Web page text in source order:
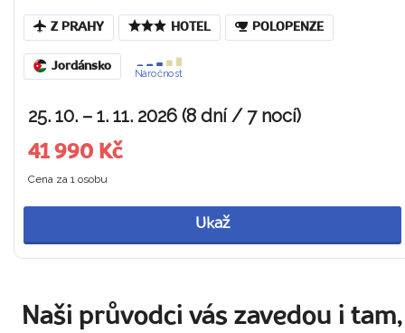
Z PRAHY HOTEL POLOPENZE
Jordánsko
Náročnost
25. 10. – 1. 11. 2026 (8 dní / 7 nocí)
41 990 Kč
Cena za 1 osobu
Ukaž
Naši průvodci vás zavedou i tam,